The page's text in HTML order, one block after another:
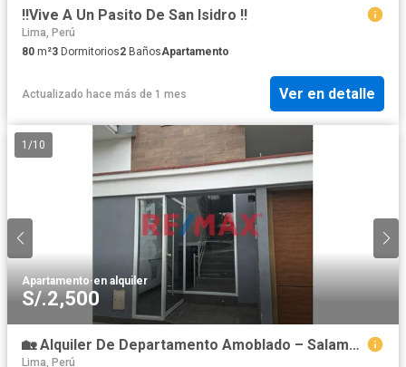
‼️Vive A Un Pasito De San Isidro ‼️
Lima, Perú
80 m²3 Dormitorios2 BañosApartamento
Actualizado hace más de 1 mes Ver en detalle
1 /10
Apartamento·en alquiler
S/.2,500
🏡 Alquiler De Departamento Amoblado – Salamanca, Ate
Lima, Perú